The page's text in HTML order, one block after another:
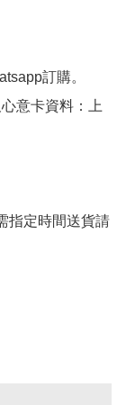
訂購。
意卡資料：上
指定時間送貨請